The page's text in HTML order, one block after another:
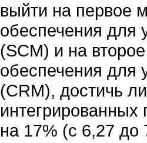
выйти на первое
обеспечения для
(SCM) и на
обеспечения для
(CRM), достичь
на 17% (с 6,27 до